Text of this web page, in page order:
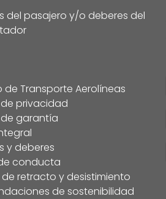
del pasajero y/o deberes del
de Transporte Aerolíneas
privacidad
garantía
y deberes
conducta
retracto y desistimiento
de sostenibilidad